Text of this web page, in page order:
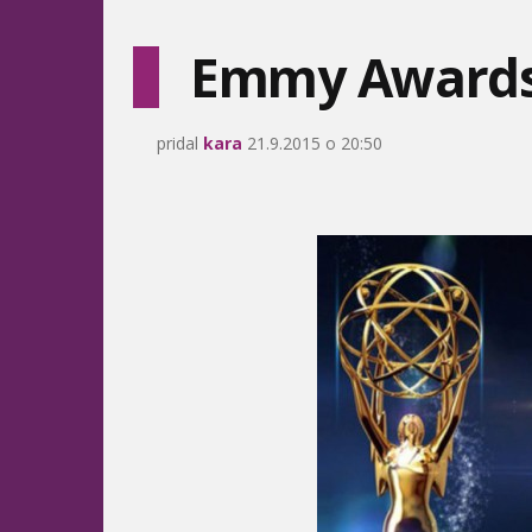
Emmy
pridal kara 21.9.2015 o 20:50